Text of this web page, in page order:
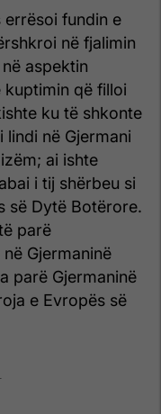
fundin e
në fjalimin
aspektin
kuptimin që filloi
ku të shkonte
në Gjermani
ai ishte
i tij shërbeu si
së Dytë Botërore.
parë
Gjermaninë
parë Gjermaninë
e Evropës së